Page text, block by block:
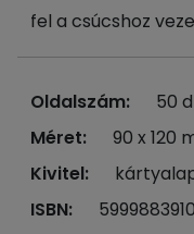
fel a csúcshoz
Oldalszám:
50
Méret:
90 x 120
Kivitel:
ISBN: